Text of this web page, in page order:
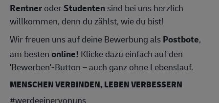
RentneroderStudentensind bei uns herzlich
willkommen, denn du zählst, wie du bist!
Wir freuen uns auf deine Bewerbung alsPostbote,
am bestenonline! Klicke dazu einfach auf den
'Bewerben'-Button – auch ganz ohne Lebenslauf.
MENSCHEN VERBINDEN, LEBEN VERBESSERN
#werdeeinervonuns